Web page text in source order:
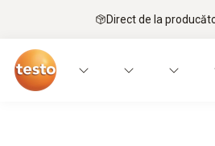
Direct de la
Aplicații